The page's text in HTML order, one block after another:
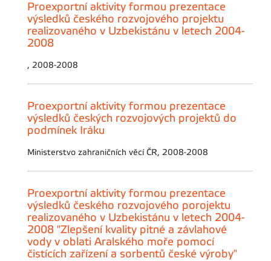
Proexportní aktivity formou prezentace
výsledků českého rozvojového projektu
realizovaného v Uzbekistánu v letech 2004-
2008
, 2008-2008
Proexportní aktivity formou prezentace
výsledků českých rozvojových projektů do
podmínek Iráku
Ministerstvo zahraničních věcí ČR, 2008-2008
Proexportní aktivity formou prezentace
výsledků českého rozvojového porojektu
realizovaného v Uzbekistánu v letech 2004-
2008 "Zlepšení kvality pitné a závlahové
vody v oblati Aralského moře pomocí
čistících zařízení a sorbentů české výroby"